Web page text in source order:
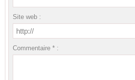
Site web :
Commentaire * :